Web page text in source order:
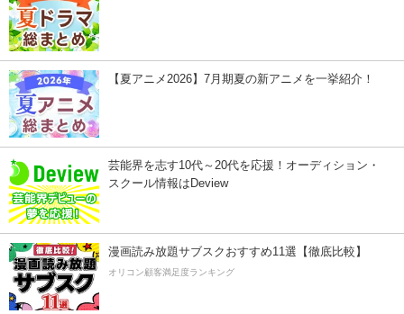
【夏アニメ2026】7月期夏の新アニメを一挙紹介！
芸能界を志す10代～20代を応援！オーディション・
スクール情報はDeview
漫画読み放題サブスクおすすめ11選【徹底比較】
オリコン顧客満足度ランキング